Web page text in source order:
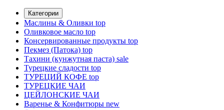
Категории
Маслины & Оливки top
Оливковое масло top
Консервированные продукты top
Пекмез (Патока) top
Тахини (кунжутная паста) sale
Турецкие сладости top
ТУРЕЦИЙ КОФЕ top
ТУРЕЦКИЕ ЧАИ
ЦЕЙЛОНСКИЕ ЧАИ
Варенье & Конфитюры new